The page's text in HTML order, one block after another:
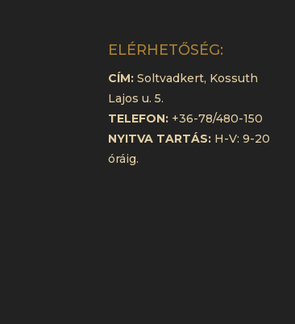
ELÉRHETŐSÉG:
CÍM: Soltvadkert, Kossuth
Lajos u. 5.
TELEFON: +36-78/480-150
NYITVA TARTÁS: H-V: 9-20
óráig.